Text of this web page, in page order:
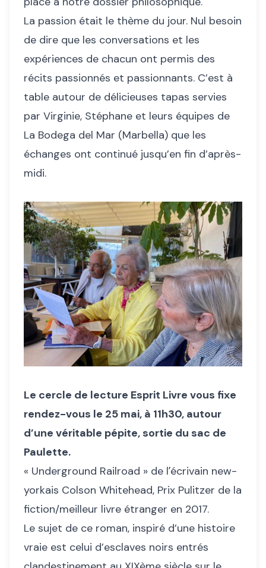
La passion était le thème du jour. Nul besoin
de dire que les conversations et les
expériences de chacun ont permis des
récits passionnés et passionnants. C’est à
table autour de délicieuses tapas servies
par Virginie, Stéphane et leurs équipes de
La Bodega del Mar (Marbella) que les
échanges ont continué jusqu’en fin d’après-
midi.
Le cercle de lecture Esprit Livre vous fixe
rendez-vous le 25 mai, à 11h30, autour
d’une véritable pépite, sortie du sac de
Paulette.
« Underground Railroad » de lʼécrivain new-
yorkais Colson Whitehead, Prix Pulitzer de la
fiction/meilleur livre étranger en 2017.
Le sujet de ce roman, inspiré d’une histoire
vraie est celui d’esclaves noirs entrés